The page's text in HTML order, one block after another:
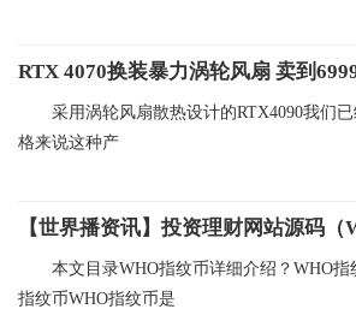
采用涡轮风扇散热设计的RTX4090我们
格来说这种产
本文目录WHO指纹币详细介绍？WHO
指纹币WHO指纹币是